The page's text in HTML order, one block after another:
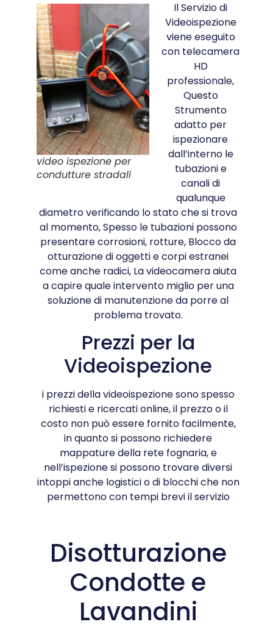
video ispezione per
condutture stradali
Il Servizio di
Videoispezione
viene eseguito
con telecamera
HD
professionale,
Questo
Strumento
adatto per
ispezionare
dall’interno le
tubazioni e
canali di
qualunque
diametro verificando lo stato che si trova
al momento, Spesso le tubazioni possono
presentare corrosioni, rotture, Blocco da
otturazione di oggetti e corpi estranei
come anche radici, La videocamera aiuta
a capire quale intervento miglio per una
soluzione di manutenzione da porre al
problema trovato.
Prezzi per la
Videoispezione
i prezzi della videoispezione sono spesso
richiesti e ricercati online, il prezzo o il
costo non può essere fornito facilmente,
in quanto si possono richiedere
mappature della rete fognaria, e
nell’ispezione si possono trovare diversi
intoppi anche logistici o di blocchi che non
permettono con tempi brevi il servizio
Disotturazione
Condotte e
Lavandini